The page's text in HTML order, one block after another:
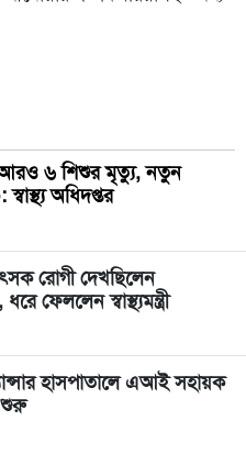
আরও ৬ শিশুর মৃত্যু, নতুন
অধিদপ্তর
রোগী দেখছিলেন
ফেললেন স্বাস্থ্যমন্ত্রী
হাসপাতালে এআই সহায়ক
শুরু